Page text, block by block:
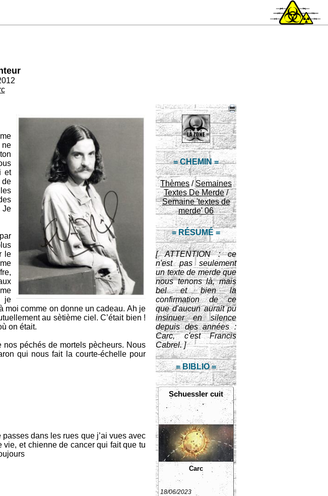
= CHEMIN =
Thèmes/Semaines
Textes De Merde/
Semaine 'textes de
merde' 06
= RÉSUMÉ =
[ ATTENTION : ce
n'est pas seulement
un texte de merde que
nous tenons là, mais
bel et bien la
confirmation de ce
que d'aucun aurait pu
insinuer en silence
depuis des années :
Carc, c'est Francis
Cabrel. ]
= BIBLIO =
Schuessler cuit
Carc
18/06/2023
ne
et
de
Je
le
je
moi comme on donne un cadeau. Ah je
au sètième ciel. C’était bien !
on était.
nos péchés de mortels pècheurs. Nous
qui nous fait la courte-échelle pour
dans les rues que j’ai vues avec
et chienne de cancer qui fait que tu